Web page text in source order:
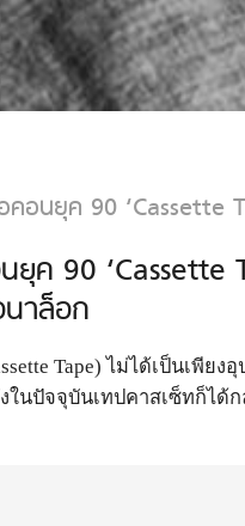
อนยุค 90 ‘Cassette
ค 90
าล็อก
Tape) ไม่ได้เป็นเพีย
นปัจจุบันเทปคาสเซ็ทก็ไ